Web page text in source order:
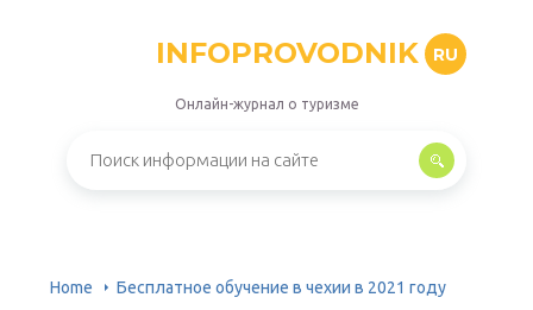
INFOPROVODNIK RU
Онлайн-журнал о туризме
Home Бесплатное обучение в чехии в 2021 году